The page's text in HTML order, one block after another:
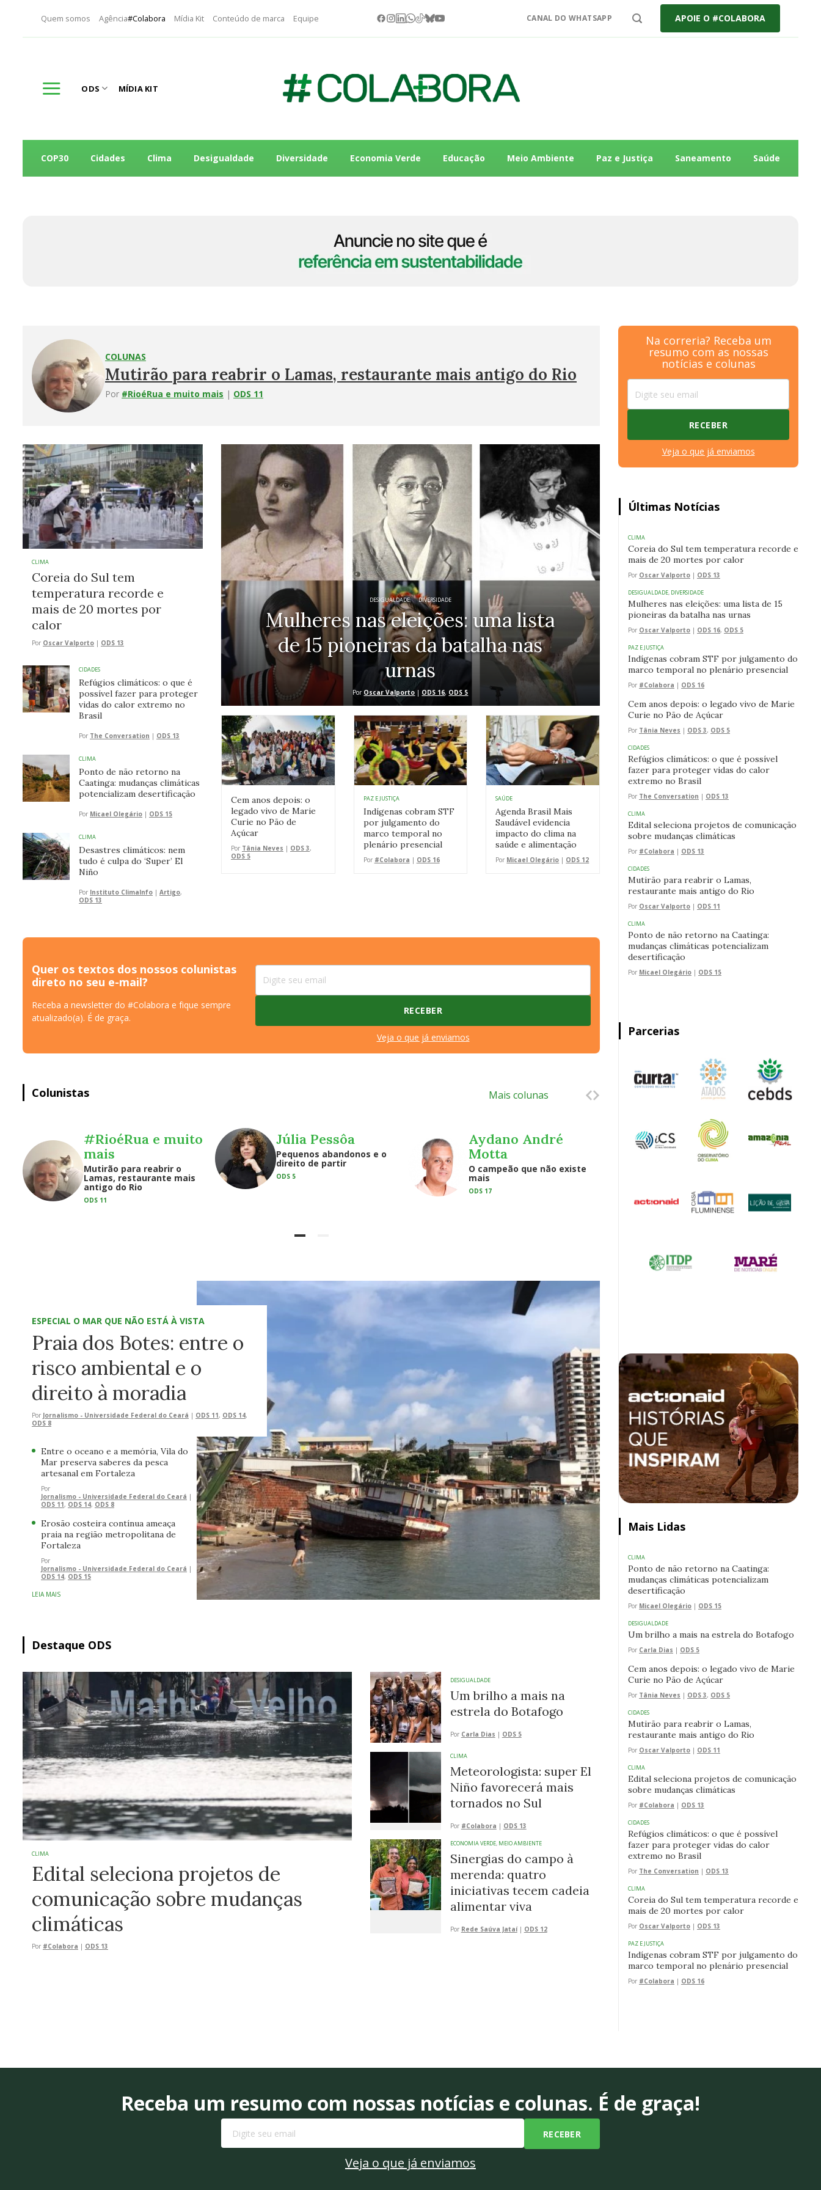
Quem somos Agência#Colabora Mídia Kit Conteúdo de marca Equipe CANAL DO WHATSAPP APOIE O #COLABORA
ODS MÍDIA KIT
COP30 Cidades Clima Desigualdade Diversidade Economia Verde Educação Meio Ambiente Paz e Justiça Saneamento Saúde
COLUNAS
Mutirão para reabrir o Lamas, restaurante mais antigo do Rio
Por #RioéRua e muito mais | ODS 11
CLIMA
Coreia do Sul tem
temperatura recorde e
mais de 20 mortes por
calor
Por Oscar Valporto | ODS 13
CIDADES
Refúgios climáticos: o que é
possível fazer para proteger
vidas do calor extremo no
Brasil
Por The Conversation | ODS 13
CLIMA
Ponto de não retorno na
Caatinga: mudanças climáticas
potencializam desertificação
Por Micael Olegário | ODS 15
CLIMA
Desastres climáticos: nem
tudo é culpa do ‘Super’ El
Niño
Por Instituto ClimaInfo | Artigo,
ODS 13
DESIGUALDADE, DIVERSIDADE
Mulheres nas eleições: uma lista
de 15 pioneiras da batalha nas
urnas
Por Oscar Valporto | ODS 16, ODS 5
Cem anos depois: o
legado vivo de Marie
Curie no Pão de
Açúcar
Por Tânia Neves | ODS 3,
ODS 5
PAZ E JUSTIÇA
Indígenas cobram STF
por julgamento do
marco temporal no
plenário presencial
Por #Colabora | ODS 16
SAÚDE
Agenda Brasil Mais
Saudável evidencia
impacto do clima na
saúde e alimentação
Por Micael Olegário | ODS 12
Quer os textos dos nossos colunistas
direto no seu e-mail?
Receba a newsletter do #Colabora e fique sempre
atualizado(a). É de graça.
Veja o que já enviamos
Colunistas Mais colunas
#RioéRua e muito
mais
Mutirão para reabrir o
Lamas, restaurante mais
antigo do Rio
ODS 11
Júlia Pessôa
Pequenos abandonos e o
direito de partir
ODS 5
Aydano André
Motta
O campeão que não existe
mais
ODS 17
Edu Carvalho
Rio enfrenta as bets. Quem
serão os próximos?
ESPECIAL O MAR QUE NÃO ESTÁ À VISTA
Praia dos Botes: entre o
risco ambiental e o
direito à moradia
Por Jornalismo - Universidade Federal do Ceará | ODS 11, ODS 14,
ODS 8
Entre o oceano e a memória, Vila do
Mar preserva saberes da pesca
artesanal em Fortaleza
Por
Jornalismo - Universidade Federal do Ceará |
ODS 11, ODS 14, ODS 8
Erosão costeira contínua ameaça
praia na região metropolitana de
Fortaleza
Por
Jornalismo - Universidade Federal do Ceará |
ODS 14, ODS 15
LEIA MAIS
Destaque ODS
CLIMA
Edital seleciona projetos de
comunicação sobre mudanças
climáticas
Por #Colabora | ODS 13
DESIGUALDADE
Um brilho a mais na
estrela do Botafogo
Por Carla Dias | ODS 5
CLIMA
Meteorologista: super El
Niño favorecerá mais
tornados no Sul
Por #Colabora | ODS 13
ECONOMIA VERDE, MEIO AMBIENTE
Sinergias do campo à
merenda: quatro
iniciativas tecem cadeia
alimentar viva
Por Rede Saúva Jataí| ODS 12
Na correria? Receba um
resumo com as nossas
notícias e colunas
Veja o que já enviamos
Últimas Notícias
CLIMA
Coreia do Sul tem temperatura recorde e
mais de 20 mortes por calor
Por Oscar Valporto | ODS 13
DESIGUALDADE, DIVERSIDADE
Mulheres nas eleições: uma lista de 15
pioneiras da batalha nas urnas
Por Oscar Valporto | ODS 16, ODS 5
PAZ E JUSTIÇA
Indígenas cobram STF por julgamento do
marco temporal no plenário presencial
Por #Colabora | ODS 16
Cem anos depois: o legado vivo de Marie
Curie no Pão de Açúcar
Por Tânia Neves | ODS 3, ODS 5
CIDADES
Refúgios climáticos: o que é possível
fazer para proteger vidas do calor
extremo no Brasil
Por The Conversation | ODS 13
CLIMA
Edital seleciona projetos de comunicação
sobre mudanças climáticas
Por #Colabora | ODS 13
CIDADES
Mutirão para reabrir o Lamas,
restaurante mais antigo do Rio
Por Oscar Valporto | ODS 11
CLIMA
Ponto de não retorno na Caatinga:
mudanças climáticas potencializam
desertificação
Por Micael Olegário | ODS 15
Parcerias
Mais Lidas
CLIMA
Ponto de não retorno na Caatinga:
mudanças climáticas potencializam
desertificação
Por Micael Olegário | ODS 15
DESIGUALDADE
Um brilho a mais na estrela do Botafogo
Por Carla Dias | ODS 5
Cem anos depois: o legado vivo de Marie
Curie no Pão de Açúcar
Por Tânia Neves | ODS 3, ODS 5
CIDADES
Mutirão para reabrir o Lamas,
restaurante mais antigo do Rio
Por Oscar Valporto | ODS 11
CLIMA
Edital seleciona projetos de comunicação
sobre mudanças climáticas
Por #Colabora | ODS 13
CIDADES
Refúgios climáticos: o que é possível
fazer para proteger vidas do calor
extremo no Brasil
Por The Conversation | ODS 13
CLIMA
Coreia do Sul tem temperatura recorde e
mais de 20 mortes por calor
Por Oscar Valporto | ODS 13
PAZ E JUSTIÇA
Indígenas cobram STF por julgamento do
marco temporal no plenário presencial
Por #Colabora | ODS 16
Receba um resumo com nossas notícias e colunas. É de graça!
Veja o que já enviamos